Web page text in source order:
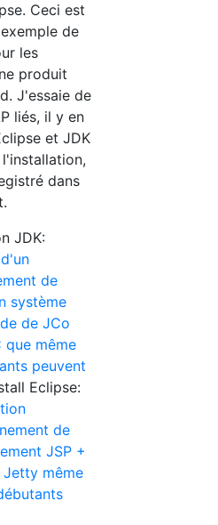
Ceci est
de
les
produit
J'essaie de
liés, il y en
et JDK
dans
JDK:
de
système
de JCo
que même
peuvent
Eclipse:
de
JSP +
Jetty même